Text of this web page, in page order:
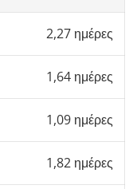
2,27 ημέρες
1,64 ημέρες
1,09 ημέρες
1,82 ημέρες